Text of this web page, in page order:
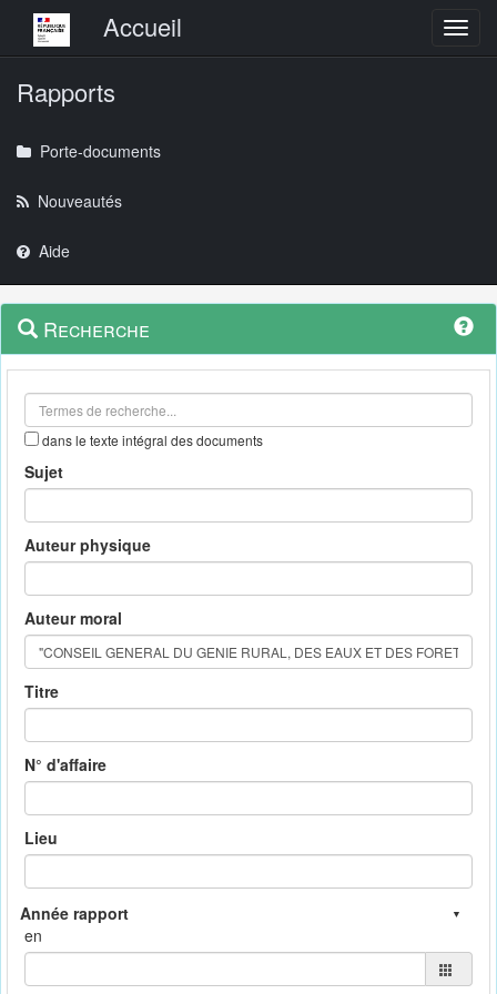
Menu principalAccueil
Rapports
Porte-documents
Nouveautés
Aide
Navigation
outils
Menu
contextuel
Recherche
dans le texte intégral des documents
Sujet
Auteur physique
Auteur moral
Titre
N° d'affaire
Lieu
en